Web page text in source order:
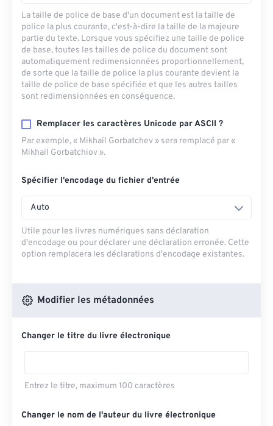
La taille de police de base d'un document est la taille de
police la plus courante, c'est-à-dire la taille de la majeure
partie du texte. Lorsque vous spécifiez une taille de police
de base, toutes les tailles de police du document sont
automatiquement redimensionnées proportionnellement,
de sorte que la taille de police la plus courante devient la
taille de police de base spécifiée et que les autres tailles
sont redimensionnées en conséquence.
Remplacer les caractères Unicode par ASCII ?
Par exemple, « Mikhaïl Gorbatchev » sera remplacé par «
Mikhaïl Gorbatchiov ».
Spécifier l'encodage du fichier d'entrée
Auto
Utile pour les livres numériques sans déclaration
d'encodage ou pour déclarer une déclaration erronée. Cette
option remplacera les déclarations d'encodage existantes.
Modifier les métadonnées
Changer le titre du livre électronique
Entrez le titre, maximum 100 caractères
Changer le nom de l'auteur du livre électronique